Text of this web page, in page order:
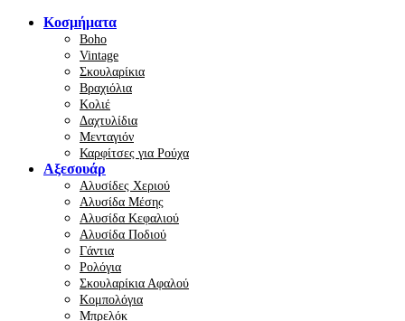
Κοσμήματα
Boho
Vintage
Σκουλαρίκια
Βραχιόλια
Κολιέ
Δαχτυλίδια
Μενταγιόν
Καρφίτσες για Ρούχα
Αξεσουάρ
Αλυσίδες Χεριού
Αλυσίδα Μέσης
Αλυσίδα Κεφαλιού
Αλυσίδα Ποδιού
Γάντια
Ρολόγια
Σκουλαρίκια Αφαλού
Κομπολόγια
Μπρελόκ